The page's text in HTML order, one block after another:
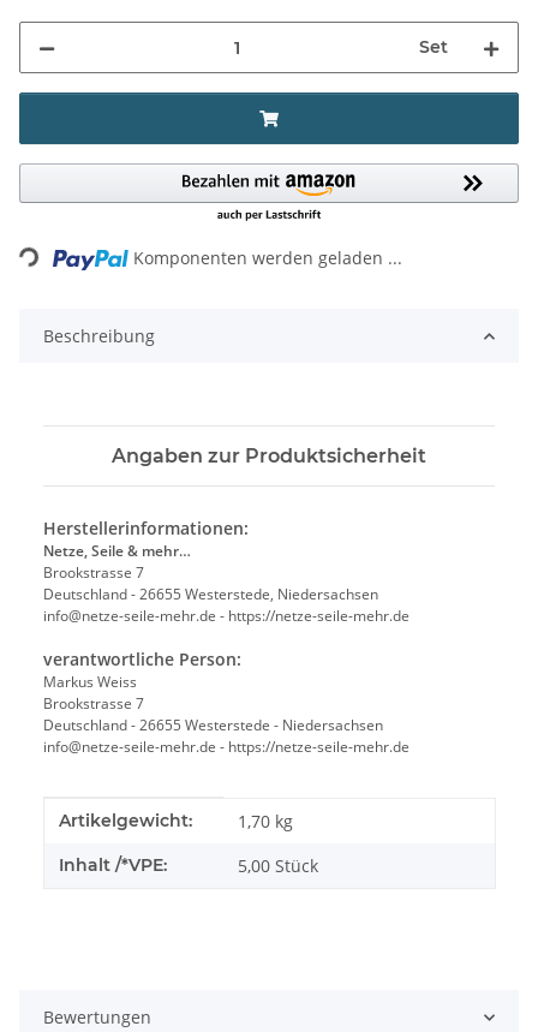
Set
Loading... Komponenten werden geladen ...
Beschreibung
Angaben zur Produktsicherheit
Herstellerinformationen:
Netze, Seile & mehr…
Brookstrasse 7
Deutschland - 26655 Westerstede, Niedersachsen
info@netze-seile-mehr.de - https://netze-seile-mehr.de
verantwortliche Person:
Markus Weiss
Brookstrasse 7
Deutschland - 26655 Westerstede - Niedersachsen
info@netze-seile-mehr.de - https://netze-seile-mehr.de
Produkteigenschaft
Wert
Artikelgewicht: 1,70 kg
Inhalt /*VPE: 5,00 Stück
Bewertungen